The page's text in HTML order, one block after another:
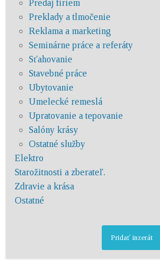
Predaj firiem
Preklady a tlmočenie
Reklama a marketing
Seminárne práce a referáty
Sťahovanie
Stavebné práce
Ubytovanie
Umelecké remeslá
Upratovanie a tepovanie
Salóny krásy
Ostatné služby
Elektro
Starožitnosti a zberateľ.
Zdravie a krása
Ostatné
Pridať inzerát